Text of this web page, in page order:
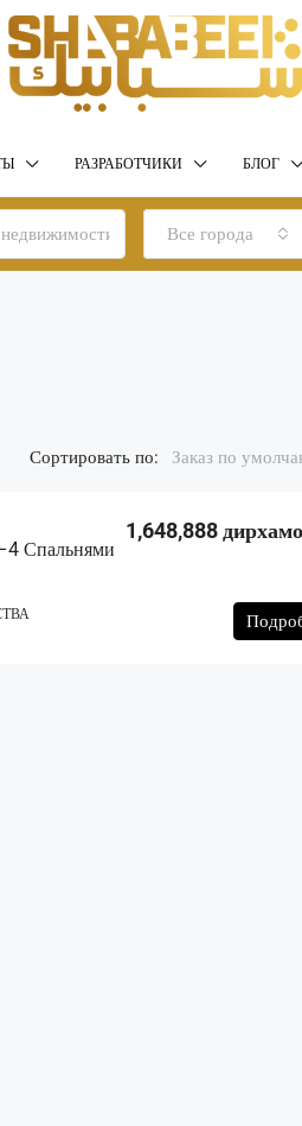
РАЗРАБОТЧИКИ БЛОГ
Все города
Сортировать по: Заказ по
Спальнями
1,648,888